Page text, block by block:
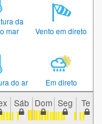
da
mar
Vento em direto
do ar Em direto
Sáb Dom Seg Ter